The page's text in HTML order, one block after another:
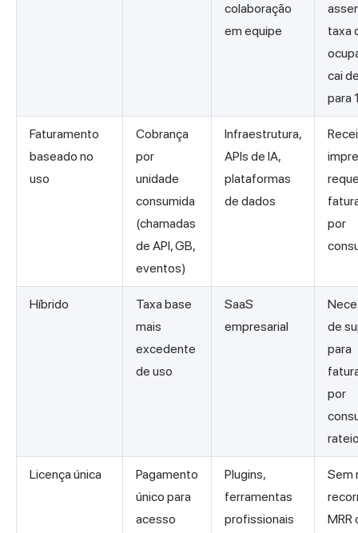
colaboração
em equipe
taxa
cai
para
Faturamento
baseado no
uso
Cobrança
por
unidade
consumida
(chamadas
de API, GB,
eventos)
Infraestrutura,
APIs de IA,
plataformas
de dados
por
Híbrido
Taxa base
mais
excedente
de uso
SaaS
empresarial
de
para
por
Licença única
Pagamento
único para
acesso
Plugins,
ferramentas
profissionais
Sem
MRR